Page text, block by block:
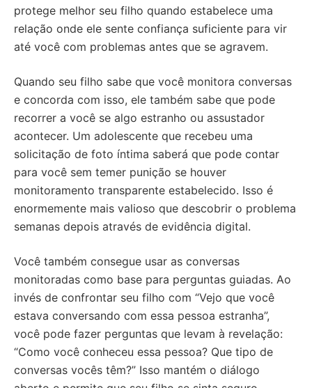
protege melhor seu filho quando estabelece uma
relação onde ele sente confiança suficiente para vir
até você com problemas antes que se agravem.
Quando seu filho sabe que você monitora conversas
e concorda com isso, ele também sabe que pode
recorrer a você se algo estranho ou assustador
acontecer. Um adolescente que recebeu uma
solicitação de foto íntima saberá que pode contar
para você sem temer punição se houver
monitoramento transparente estabelecido. Isso é
enormemente mais valioso que descobrir o problema
semanas depois através de evidência digital.
Você também consegue usar as conversas
monitoradas como base para perguntas guiadas. Ao
invés de confrontar seu filho com “Vejo que você
estava conversando com essa pessoa estranha”,
você pode fazer perguntas que levam à revelação:
“Como você conheceu essa pessoa? Que tipo de
conversas vocês têm?” Isso mantém o diálogo